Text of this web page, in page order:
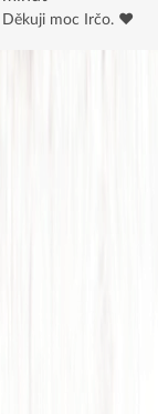
Děkuji moc Irčo. ❤️